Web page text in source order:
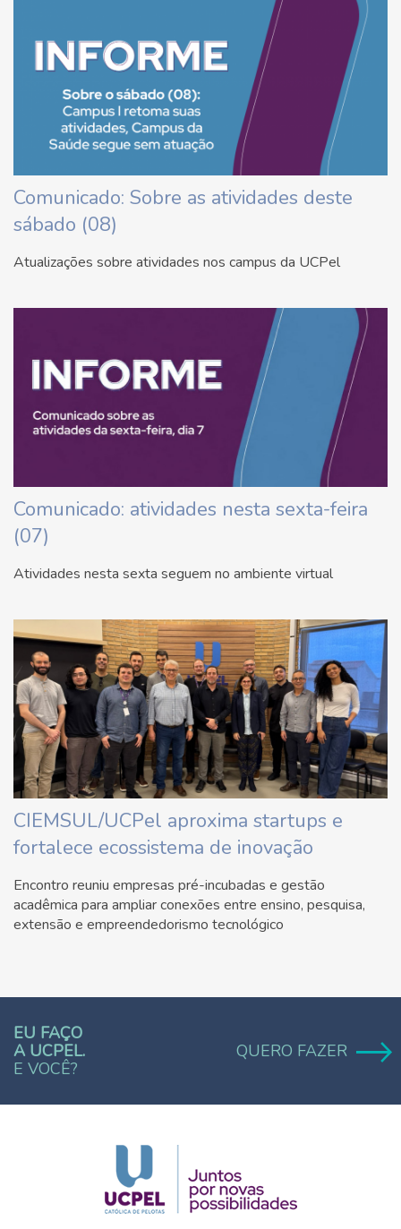
Comunicado: Sobre as atividades deste
sábado (08)
Atualizações sobre atividades nos campus da UCPel
Comunicado: atividades nesta sexta-feira
(07)
Atividades nesta sexta seguem no ambiente virtual
CIEMSUL/UCPel aproxima startups e
fortalece ecossistema de inovação
Encontro reuniu empresas pré-incubadas e gestão
acadêmica para ampliar conexões entre ensino, pesquisa,
extensão e empreendedorismo tecnológico
EU FAÇO
A UCPEL.
E VOCÊ?
QUERO FAZER